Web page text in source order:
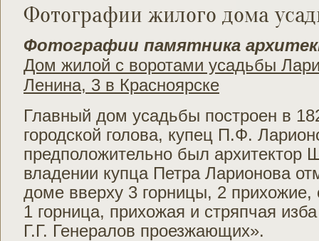
Фотографии жилого дома
Фотографии памятника
Дом жилой с воротами усадьбы
Ленина, 3 в Красноярске
Главный дом усадьбы построен в
городской голова, купец П.Ф.
предположительно был архитектор
владении купца Петра Ларионова
доме вверху 3 горницы, 2
1 горница, прихожая и стряпчая
Г.Г. Генералов проезжающих».